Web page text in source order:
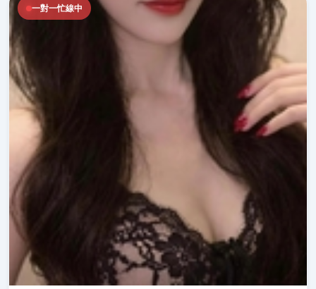
一對一忙線中